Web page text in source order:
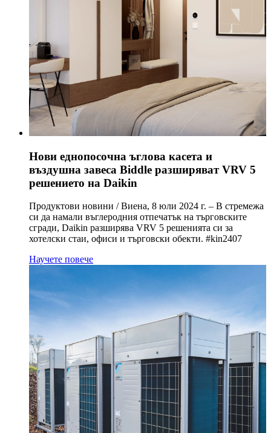
Нови еднопосочна ъглова касета и
въздушна завеса Biddle разширяват VRV 5
решението на Daikin
Продуктови новини / Виена, 8 юли 2024 г. – В стремежа
си да намали въглеродния отпечатък на търговските
сгради, Daikin разширява VRV 5 решенията си за
хотелски стаи, офиси и търговски обекти. #kin2407
Научете повече